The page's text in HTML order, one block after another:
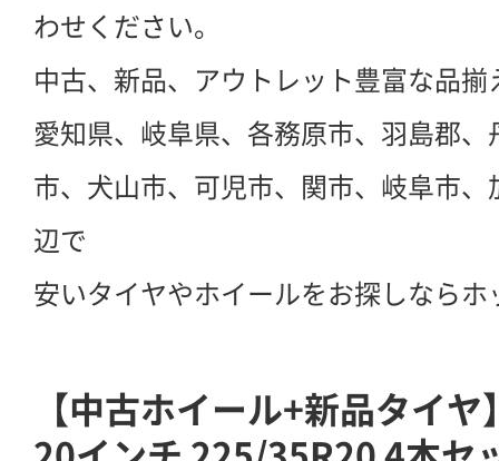
わせください。
中古、新品、アウトレット豊富な品揃
愛知県、岐阜県、各務原市、羽島郡
市、犬山市、可児市、関市、岐阜市
辺で
安いタイヤやホイールをお探しなら
【中古ホイール+新品タイ